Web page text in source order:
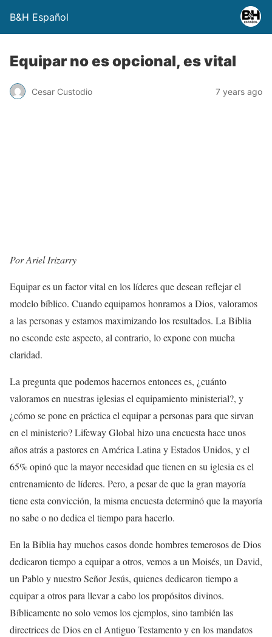
B&H Español
Equipar no es opcional, es vital
Cesar Custodio 7 years ago
Por Ariel Irizarry
Equipar es un factor vital en los líderes que desean reflejar el
modelo bíblico. Cuando equipamos honramos a Dios, valoramos
a las personas y estamos maximizando los resultados. La Biblia
no esconde este aspecto, al contrario, lo expone con mucha
claridad.
La pregunta que podemos hacernos entonces es, ¿cuánto
valoramos en nuestras iglesias el equipamiento ministerial?, y
¿cómo se pone en práctica el equipar a personas para que sirvan
en el ministerio? Lifeway Global hizo una encuesta hace unos
años atrás a pastores en América Latina y Estados Unidos, y el
65% opinó que la mayor necesidad que tienen en su iglesia es el
entrenamiento de líderes. Pero, a pesar de que la gran mayoría
tiene esta convicción, la misma encuesta determinó que la mayoría
no sabe o no dedica el tiempo para hacerlo.
En la Biblia hay muchos casos donde hombres temerosos de Dios
dedicaron tiempo a equipar a otros, vemos a un Moisés, un David,
un Pablo y nuestro Señor Jesús, quienes dedicaron tiempo a
equipar a otros para llevar a cabo los propósitos divinos.
Bíblicamente no solo vemos los ejemplos, sino también las
directrices de Dios en el Antiguo Testamento y en los mandatos